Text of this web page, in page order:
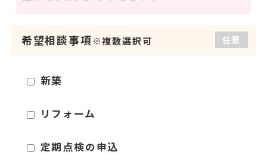
希望相談事項※複数選択可 任意
新築
リフォーム
定期点検の申込